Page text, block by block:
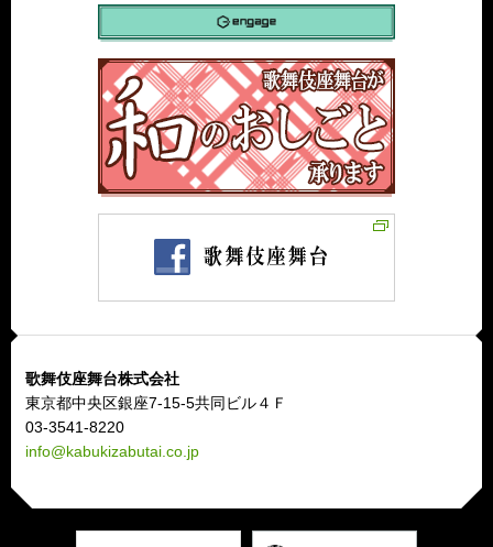
歌舞伎座舞台株式会社
東京都中央区銀座7-15-5共同ビル４Ｆ
03-3541-8220
info@kabukizabutai.co.jp